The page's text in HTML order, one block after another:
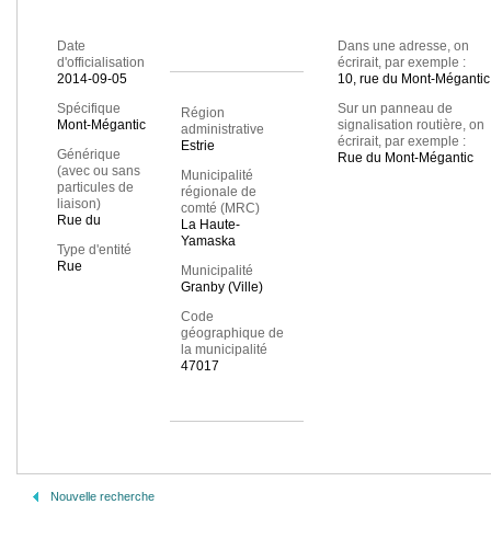
Date
d'officialisation
2014-09-05
Spécifique
Mont-Mégantic
Générique
(avec ou sans
particules de
liaison)
Rue du
Type d'entité
Rue
Région
administrative
Estrie
Municipalité
régionale de
comté (MRC)
La Haute-
Yamaska
Municipalité
Granby (Ville)
Code
géographique de
la municipalité
47017
Dans une adresse, on
écrirait, par exemple :
10, rue du Mont-Mégantic
Sur un panneau de
signalisation routière, on
écrirait, par exemple :
Rue du Mont-Mégantic
Nouvelle recherche